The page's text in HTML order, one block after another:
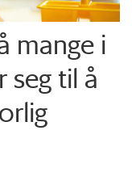
mange i
seg til å